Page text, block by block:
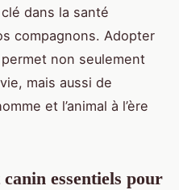
dans la santé
compagnons. Adopter
non seulement
mais aussi de
et l’animal à l’ère
essentiels pour